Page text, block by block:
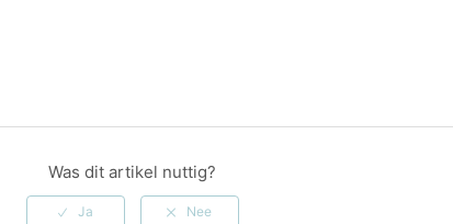
Was dit artikel nuttig?